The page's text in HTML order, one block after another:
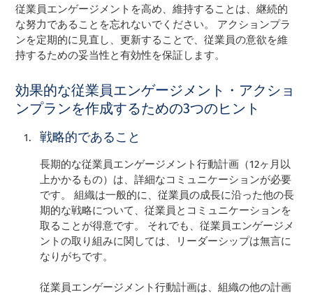
従業員エンゲージメントを高め、維持することは、継続的
な努力であることを忘れないでください。 アクションプラ
ンを定期的に見直し、更新することで、従業員の意欲を維
持するための妥当性と有効性を保証します。
効果的な従業員エンゲージメント・アクショ
ンプランを作成するための3つのヒント
戦略的であること
長期的な従業員エンゲージメント行動計画（12ヶ月以
上かかるもの）は、詳細なコミュニケーションが必要
です。 組織は一般的に、従業員の成長に沿った他の長
期的な戦略について、従業員とコミュニケーションを
取ることが得意です。 それでも、従業員エンゲージメ
ントの取り組みに関しては、リーダーシップは無言に
なりがちです。
従業員エンゲージメント行動計画は、組織の他の計画